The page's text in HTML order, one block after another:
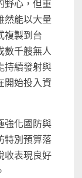
野心，但重
然能以大量
複製到台
數千艘無人
持續發射與
開始投入資
強化國防與
特別預算落
收表現良好